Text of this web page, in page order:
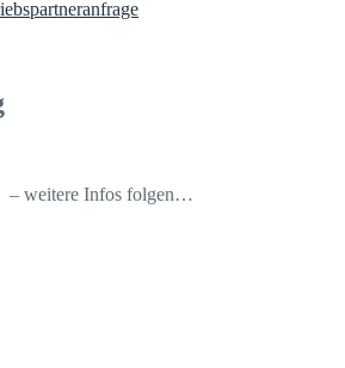
weitere Infos folgen…